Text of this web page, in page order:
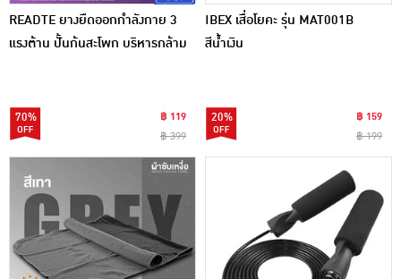
READTE ยางยืดออกกำลังกาย 3
แรงต้าน ปั้นก้นสะโพก บริหารกล้าม
70%
฿ 119
฿ 399
IBEX เสื่อโยคะ รุ่น MAT001B
สีน้ำเงิน
20%
฿ 159
฿ 199